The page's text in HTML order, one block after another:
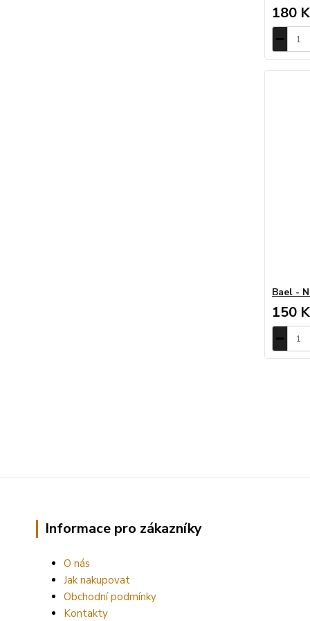
180
Bael -
150
Informace pro zákazníky
O nás
Jak nakupovat
Obchodní podmínky
Kontakty